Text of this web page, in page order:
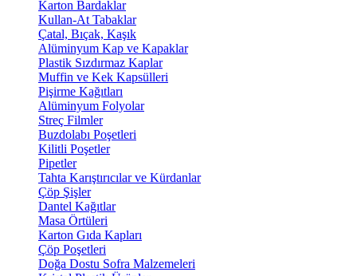
Karton Bardaklar
Kullan-At Tabaklar
Çatal, Bıçak, Kaşık
Alüminyum Kap ve Kapaklar
Plastik Sızdırmaz Kaplar
Muffin ve Kek Kapsülleri
Pişirme Kağıtları
Alüminyum Folyolar
Streç Filmler
Buzdolabı Poşetleri
Kilitli Poşetler
Pipetler
Tahta Karıştırıcılar ve Kürdanlar
Çöp Şişler
Dantel Kağıtlar
Masa Örtüleri
Karton Gıda Kapları
Çöp Poşetleri
Doğa Dostu Sofra Malzemeleri